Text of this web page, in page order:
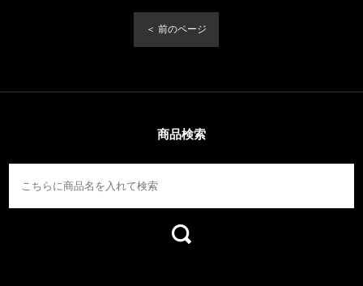
＜ 前のページ
商品検索